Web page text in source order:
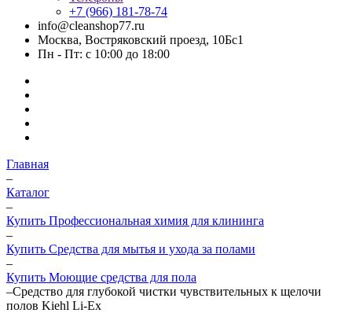
+7 (966) 181-78-74
info@cleanshop77.ru
Москва, Востряковский проезд, 10Бс1
Пн - Пт: с 10:00 до 18:00
Главная
–
Каталог
–
Купить Профессиональная химия для клининга
–
Купить Средства для мытья и ухода за полами
–
Купить Моющие средства для пола
–Средство для глубокой чистки чувствительных к щелочи
полов Kiehl Li-Ex